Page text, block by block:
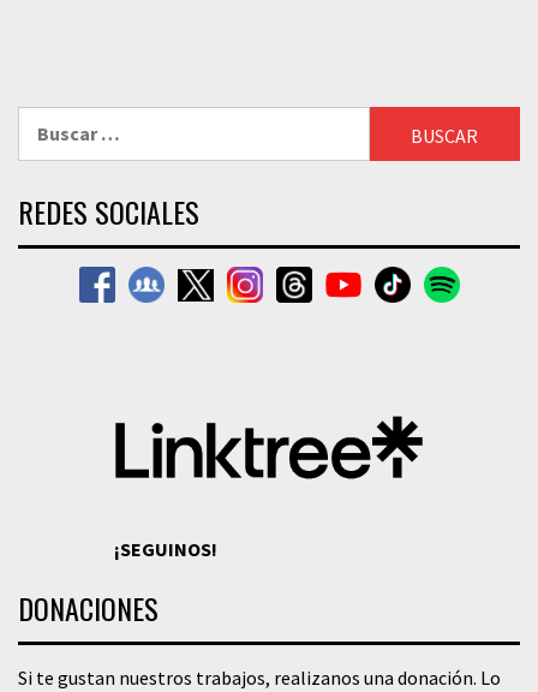
REDES SOCIALES
¡SEGUINOS!
DONACIONES
Si te gustan nuestros trabajos, realizanos una donación. Lo